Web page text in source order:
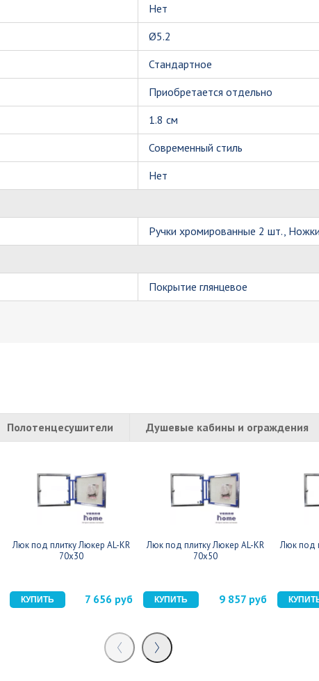
Нет
Ø5.2
Стандартное
Приобретается отдельно
1.8 см
Современный стиль
Нет
Ручки хромированные 2 шт.,
Покрытие глянцевое
Полотенцесушители Душевые кабины и ограждения
Люк под плитку Люкер AL-KR
70x30
7 656 руб
Люк под плитку Люкер AL-KR
70x50
9 857 руб
Люк под